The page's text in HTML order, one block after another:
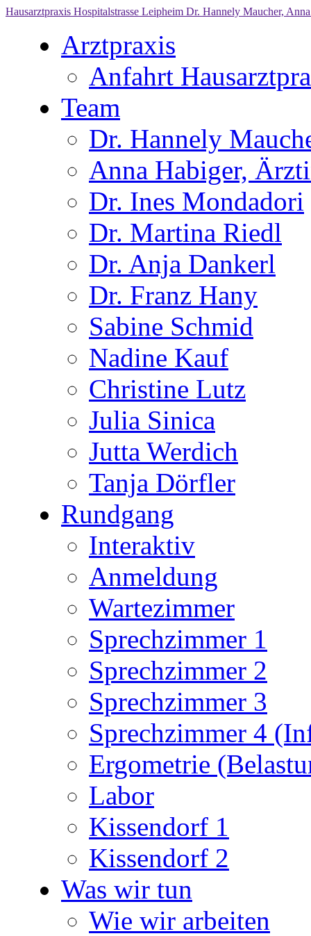
Hausarztpraxis Hospitalstrasse Leipheim Dr. Hannely Maucher,
Arztpraxis
Anfahrt
Team
Dr. Hannely
Anna Habiger,
Dr. Ines Mondadori
Dr. Martina Riedl
Dr. Anja Dankerl
Dr. Franz Hany
Sabine Schmid
Nadine Kauf
Christine Lutz
Julia Sinica
Jutta Werdich
Tanja Dörfler
Rundgang
Interaktiv
Anmeldung
Wartezimmer
Sprechzimmer 1
Sprechzimmer 2
Sprechzimmer 3
Sprechzimmer 4
Ergometrie
Labor
Kissendorf 1
Kissendorf 2
Was wir tun
Wie wir arbeiten